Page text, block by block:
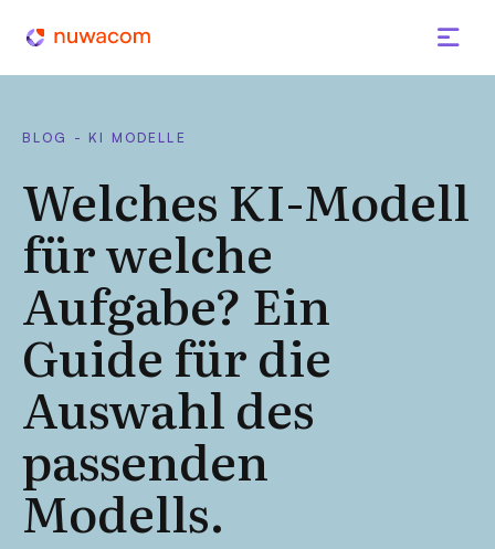
BLOG - KI MODELLE
Welches KI-Modell
für welche
Aufgabe? Ein
Guide für die
Auswahl des
passenden
Modells.